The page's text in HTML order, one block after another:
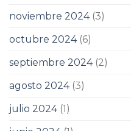
noviembre 2024(3)
octubre 2024(6)
septiembre 2024(2)
agosto 2024(3)
julio 2024(1)